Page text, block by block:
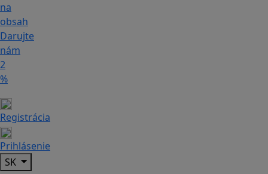
na
obsah
Darujte
nám
2
%
Registrácia
Prihlásenie
SK